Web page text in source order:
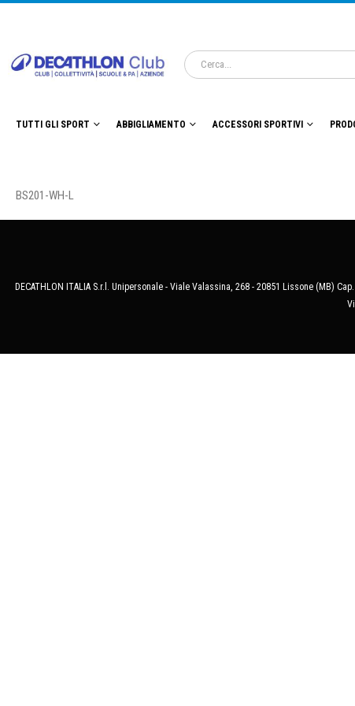
TUTTI GLI SPORT ABBIGLIAMENTO ACCESSORI SPORTIVI
BS201-WH-L
DECATHLON ITALIA S.r.l. Unipersonale - Viale Valassina, 268 - 20851 Lissone (MB)